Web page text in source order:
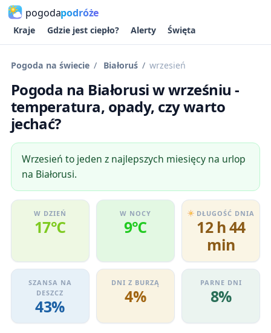
pogodapodróże
Kraje Gdzie jest ciepło? Alerty Święta
Pogoda na świecie Białoruś wrzesień
Pogoda na Białorusi w wrześniu -
temperatura, opady, czy warto
jechać?
Wrzesień to jeden z najlepszych miesięcy na urlop
na Białorusi.
W DZIEŃ
17℃
W NOCY
9℃
DŁUGOŚĆ DNIA
12 h 44
min
SZANSA NA
DESZCZ
43%
DNI Z BURZĄ
4%
PARNE DNI
8%